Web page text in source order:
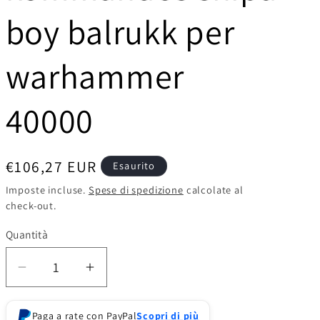
g
a
c
a
boy balrukk per
warhammer
40000
Prezzo
di
listino
€106,27 EUR
Esaurito
Imposte incluse. Spese di spedizione calcolate al
check-out.
Quantità
Diminuisci
per
Aumenta
per
Paga a rate con PayPalScopri di più